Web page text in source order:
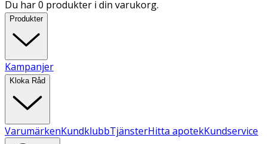
Du har 0 produkter i din varukorg.
Produkter
Kampanjer
Kloka Råd
VarumärkenKundklubbTjänsterHitta apotekKundservice